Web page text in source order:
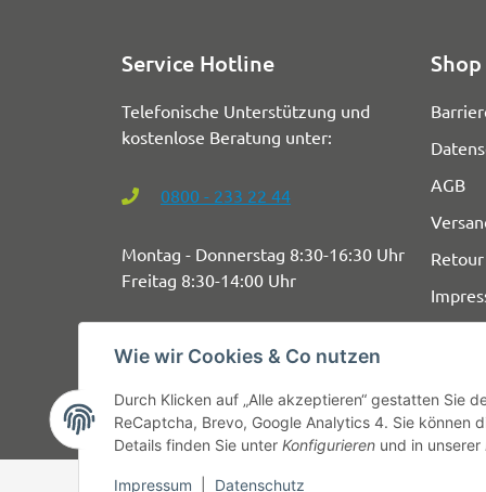
Wie wir Cookies & Co nutzen
Durch Klicken auf „Alle akzeptieren“ gestatten Sie
ReCaptcha, Brevo, Google Analytics 4. Sie können
Details finden Sie unter Konfigurieren und in unserer
Impressum Datenschutz
Service Hotline
Telefonische Unterstützung und
kostenlose Beratung unter:
0800 - 233 22 44
Montag - Donnerstag 8:30-16:30 Uhr
Freitag 8:30-14:00 Uhr
AGB
Retour